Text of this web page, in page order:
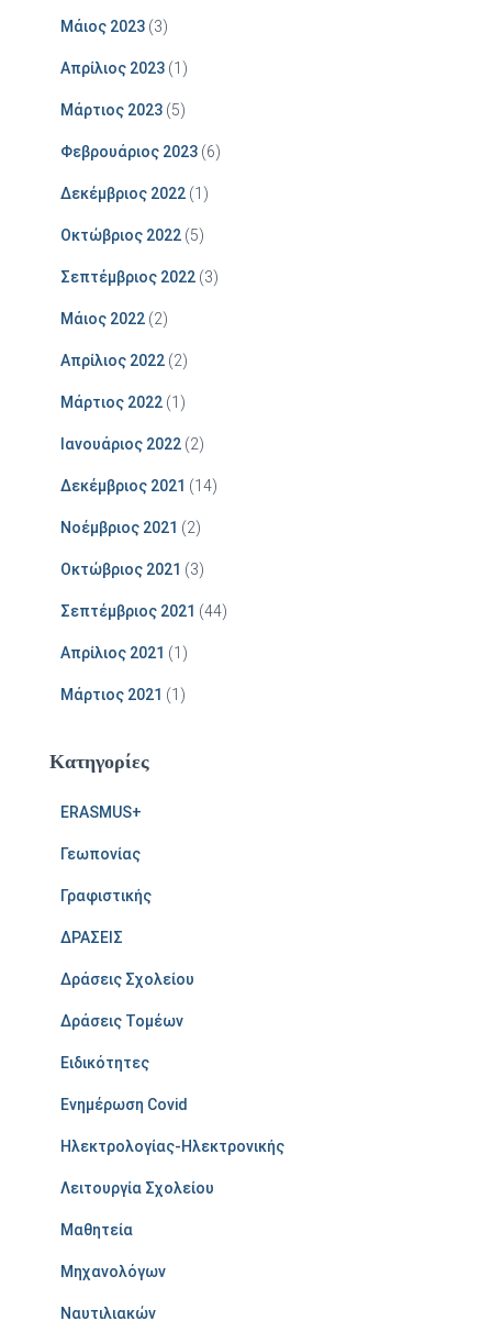
Μάιος 2023 (3)
Απρίλιος 2023 (1)
Μάρτιος 2023 (5)
Φεβρουάριος 2023 (6)
Δεκέμβριος 2022 (1)
Οκτώβριος 2022 (5)
Σεπτέμβριος 2022 (3)
Μάιος 2022 (2)
Απρίλιος 2022 (2)
Μάρτιος 2022 (1)
Ιανουάριος 2022 (2)
Δεκέμβριος 2021 (14)
Νοέμβριος 2021 (2)
Οκτώβριος 2021 (3)
Σεπτέμβριος 2021 (44)
Απρίλιος 2021 (1)
Μάρτιος 2021 (1)
Kατηγορίες
ERASMUS+
Γεωπονίας
Γραφιστικής
ΔΡΑΣΕΙΣ
Δράσεις Σχολείου
Δράσεις Τομέων
Ειδικότητες
Ενημέρωση Covid
Ηλεκτρολογίας-Ηλεκτρονικής
Λειτουργία Σχολείου
Μαθητεία
Μηχανολόγων
Ναυτιλιακών